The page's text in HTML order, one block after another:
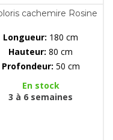
cachemire Rosine
Longueur: 180 cm
Hauteur: 80 cm
Profondeur: 50 cm
En stock
3 à 6 semaines